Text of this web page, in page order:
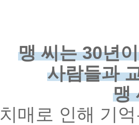
맹 씨는 30년
사람들과
맹
치매로 인해 기